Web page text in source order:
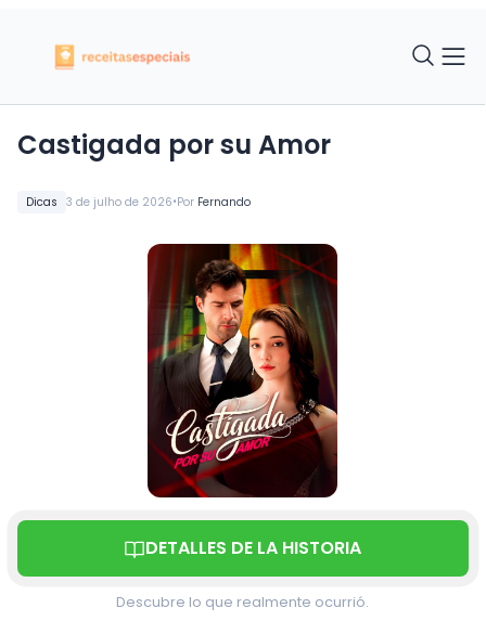
Dicas 3 de julho de 2026•Por Fernando
Castigada por su Amor
DETALLES DE LA HISTORIA
Descubre lo que realmente ocurrió.